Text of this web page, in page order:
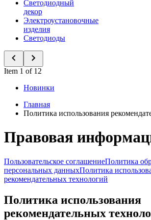
Светодиодный
декор
Электроустановочные
изделия
Светодиоды
Item 1 of 12
Новинки
Главная
Политика использования
Правовая
Пользовательское соглашениеПолитика
персональных данныхПолитика
рекомендательных технологий
Политика использования
рекомендательных